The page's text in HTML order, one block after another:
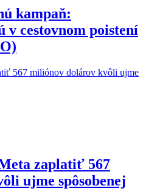
kampaň:
v cestovnom poistení
zaplatiť 567
ujme spôsobenej